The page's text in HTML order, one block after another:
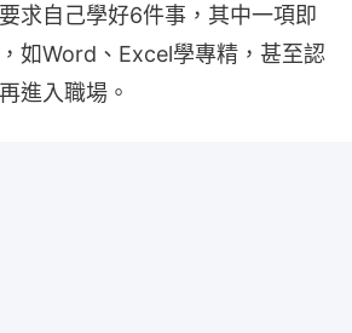
求自己學好6件事，其中一項即
如Word、Excel學專精，甚至認
進入職場。